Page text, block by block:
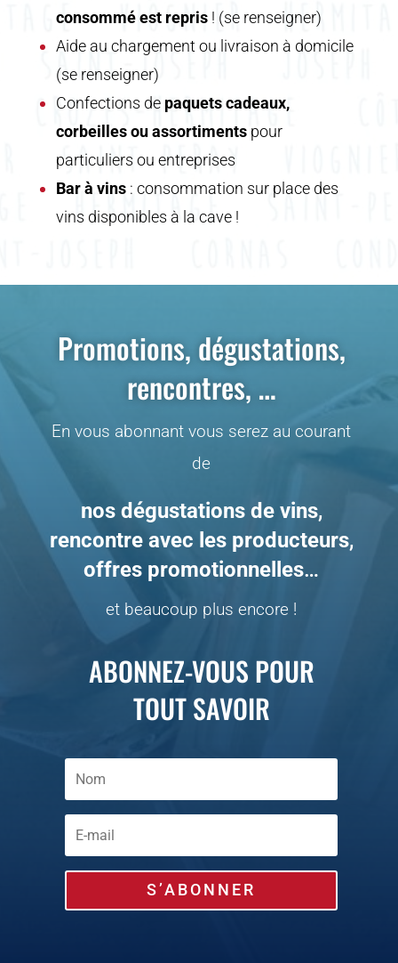
consommé est repris! (se renseigner)
Aide au chargement ou livraison à domicile
(se renseigner)
Confections de paquets cadeaux,
corbeilles ou assortimentspour
particuliers ou entreprises
Bar à vins: consommation sur place des
vins disponibles à la cave !
Promotions, dégustations,
rencontres, …
En vous abonnant vous serez au courant
de
nos dégustations de vins,
rencontre avec les producteurs,
offres promotionnelles…
et beaucoup plus encore !
ABONNEZ-VOUS POUR
TOUT SAVOIR
S’ABONNER